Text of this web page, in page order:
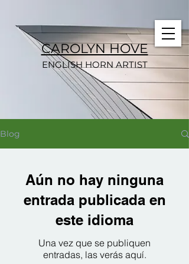
CAROLYN HOVE
ENGLISH HORN ARTIST
Blog
Aún no hay ninguna
entrada publicada en
este idioma
Una vez que se publiquen
entradas, las verás aquí.